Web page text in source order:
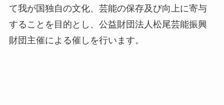
て我が国独自の文化、芸能の保存及び向上に寄与
することを目的とし、公益財団法人松尾芸能振興
財団主催による催しを行います。